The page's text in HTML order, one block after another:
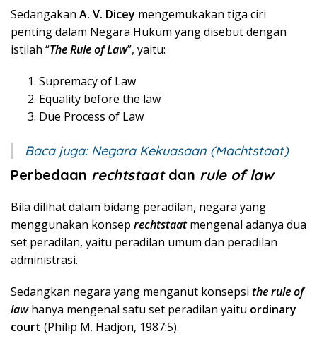
Sedangakan A. V. Dicey mengemukakan tiga ciri
penting dalam Negara Hukum yang disebut dengan
istilah “The Rule of Law”, yaitu:
Supremacy of Law
Equality before the law
Due Process of Law
Baca juga: Negara Kekuasaan (Machtstaat)
Perbedaan rechtstaat dan rule of law
Bila dilihat dalam bidang peradilan, negara yang
menggunakan konsep rechtstaat mengenal adanya dua
set peradilan, yaitu peradilan umum dan peradilan
administrasi.
Sedangkan negara yang menganut konsepsi the rule of
lawhanya mengenal satu set peradilan yaitu ordinary
court (Philip M. Hadjon, 1987:5).